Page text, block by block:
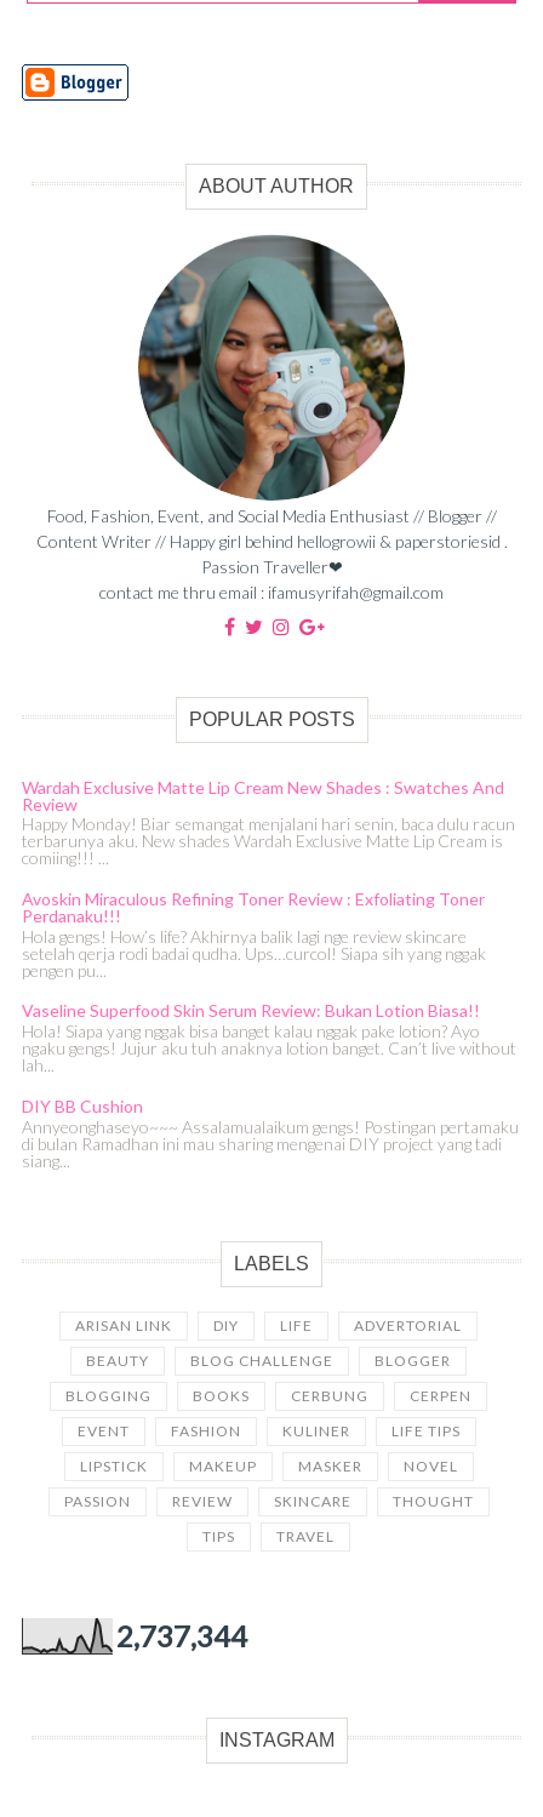
ABOUT AUTHOR
Food, Fashion, Event, and Social Media Enthusiast // Blogger //
Content Writer // Happy girl behind hellogrowii & paperstoriesid .
Passion Traveller❤
contact me thru email : ifamusyrifah@gmail.com
POPULAR POSTS
Wardah Exclusive Matte Lip Cream New Shades : Swatches And
Review
Happy Monday! Biar semangat menjalani hari senin, baca dulu racun
terbarunya aku. New shades Wardah Exclusive Matte Lip Cream is
comiing!!! ...
Avoskin Miraculous Refining Toner Review : Exfoliating Toner
Perdanaku!!!
Hola gengs! How’s life? Akhirnya balik lagi nge review skincare
setelah qerja rodi badai qudha. Ups…curcol! Siapa sih yang nggak
pengen pu...
Vaseline Superfood Skin Serum Review: Bukan Lotion Biasa!!
Hola! Siapa yang nggak bisa banget kalau nggak pake lotion? Ayo
ngaku gengs! Jujur aku tuh anaknya lotion banget. Can’t live without
lah...
DIY BB Cushion
Annyeonghaseyo~~~ Assalamualaikum gengs! Postingan pertamaku
di bulan Ramadhan ini mau sharing mengenai DIY project yang tadi
siang...
LABELS
ARISAN LINK DIY LIFE
ADVERTORIAL
BEAUTY
BLOG CHALLENGE
BLOGGER
BLOGGING
BOOKS CERBUNG
CERPEN
EVENT
FASHION KULINER
LIFE TIPS
LIPSTICK
MAKEUP MASKER
NOVEL
PASSION
REVIEW SKINCARE
THOUGHT
TIPS
TRAVEL
2,737,344
INSTAGRAM